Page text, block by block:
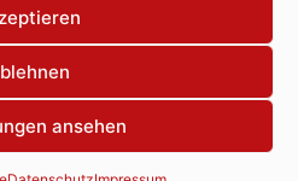
ansehen